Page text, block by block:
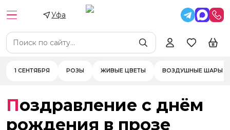
Уфа
1 СЕНТЯБРЯ РОЗЫ ЖИВЫЕ ЦВЕТЫ ВОЗДУШНЫЕ ШАРЫ
Поздравление с днём
рождения в прозе